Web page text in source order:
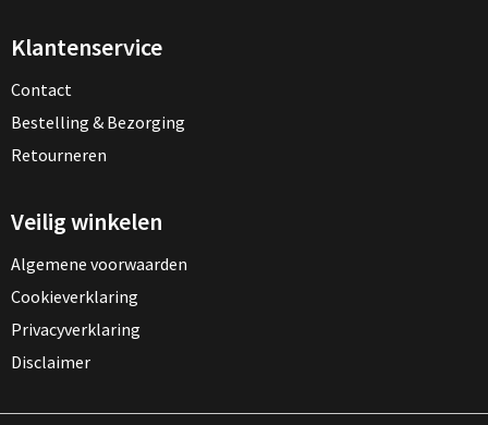
Klantenservice
Contact
Bestelling & Bezorging
Retourneren
Veilig winkelen
Algemene voorwaarden
Cookieverklaring
Privacyverklaring
Disclaimer